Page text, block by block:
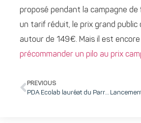
proposé pendant la campagne de
un tarif réduit, le prix grand
autour de 149€. Mais il est
précommander un pilo au prix
PREVIOUS
PDA Ecolab lauréat du Parrainage by OSV pour accélérer le développement de sa startup outdoor et de sa marque ALTR.ECO